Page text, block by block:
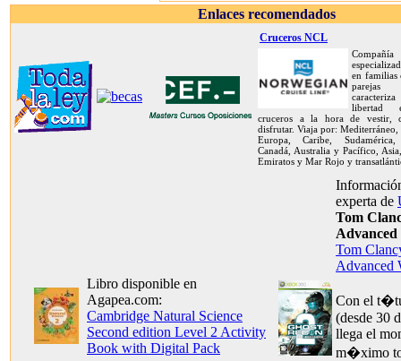
Enlaces recomendados
Cruceros NCL
Compañía
en familias
libertad
cruceros a la hora de vestir,
disfrutar. Viaja por: Mediterráneo,
Europa, Caribe, Sudamérica,
Canadá, Australia y Pacífico,
Emiratos y Mar Rojo y
Libro disponible en
Agapea.com:
Cambridge Natural Science
Second edition Level 2 Activity
Book with Digital Pack
experta de
Tom
Tom
Advanced
Con el
(desde 30
llega el
m�ximo